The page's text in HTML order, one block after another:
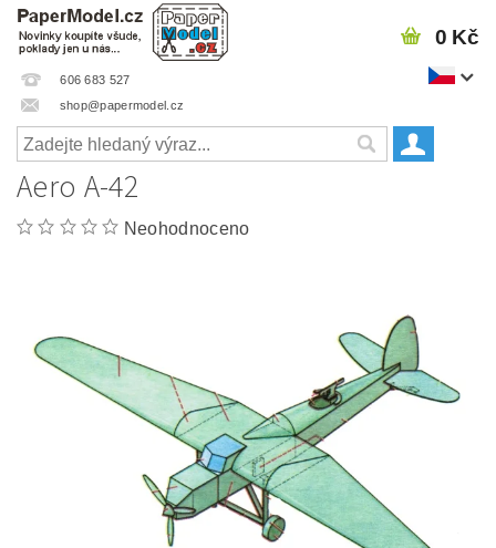
606 683 527
shop@papermodel.cz
0 Kč
Aero A-42
Neohodnoceno